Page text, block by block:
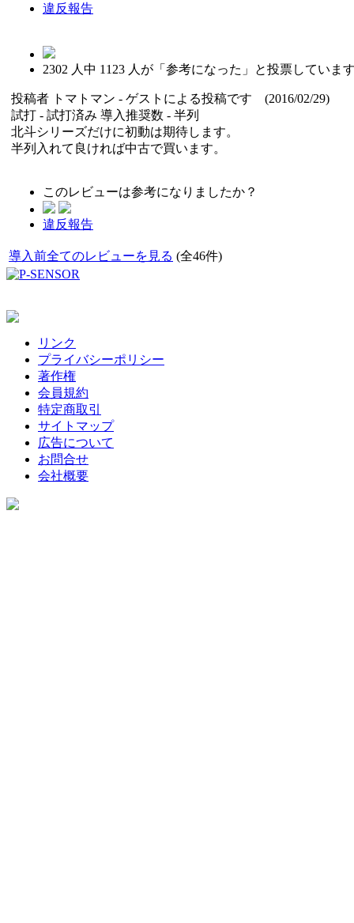
違反報告
2302 人中 1123 人が「参考になった」と投票していま
投稿者 トマトマン - ゲストによる投稿です (2016/02/29)
試打 - 試打済み 導入推奨数 - 半列
北斗シリーズだけに初動は期待します。
半列入れて良ければ中古で買います。
このレビューは参考になりましたか？
違反報告
導入前全てのレビューを見る (全46件)
リンク
プライバシーポリシー
著作権
会員規約
特定商取引
サイトマップ
広告について
お問合せ
会社概要